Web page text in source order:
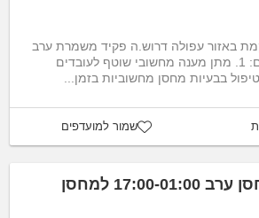
באזור עפולה דרוש.ה פקיד משמרת ערב
תחומי אחריות עיקריים: 1. מתן מענה מחשובי שוטף לעובדים
שמור למועדפים
דרוש.ה פקיד מחסן ערב 17:00-01:00 למחסן